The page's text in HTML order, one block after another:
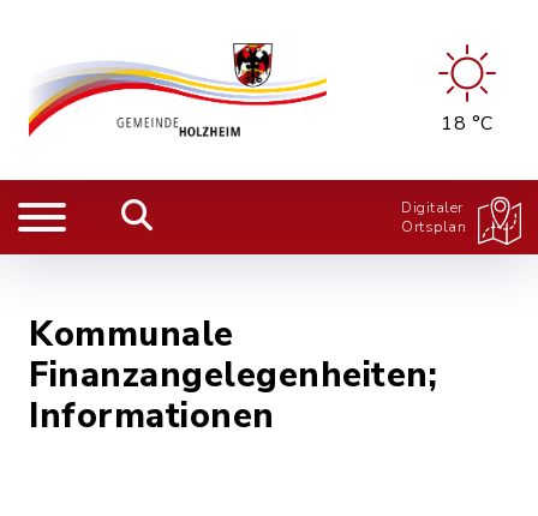
18 °C
Digitaler
Ortsplan
Kommunale
Finanzangelegenheiten;
Informationen